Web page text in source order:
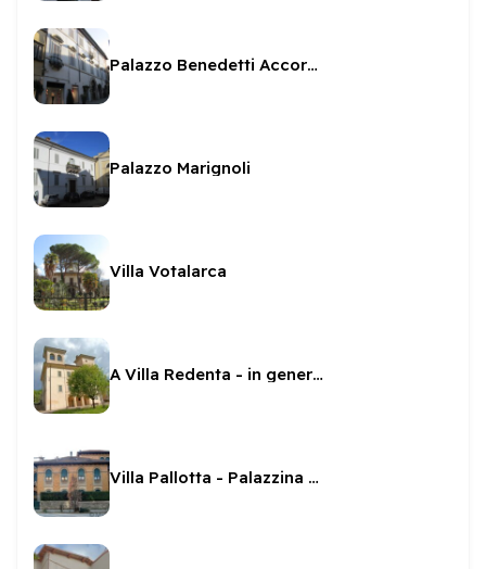
Palazzo Benedetti Accoramboni
Palazzo Marignoli
Villa Votalarca
A Villa Redenta - in generale
Villa Pallotta - Palazzina San Marco